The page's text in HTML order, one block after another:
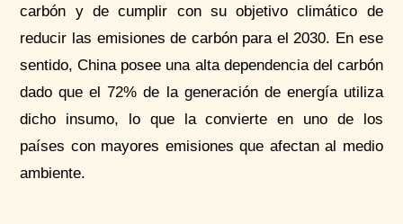
carbón y de cumplir con su objetivo climático de
reducir las emisiones de carbón para el 2030. En ese
sentido, China posee una alta dependencia del carbón
dado que el 72% de la generación de energía utiliza
dicho insumo, lo que la convierte en uno de los
países con mayores emisiones que afectan al medio
ambiente.